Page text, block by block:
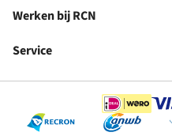
Werken bij RCN
Service